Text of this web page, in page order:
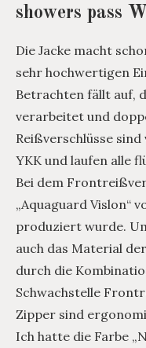
showers pass
Die Jacke macht
sehr hochwertigen
Betrachten fällt auf,
verarbeitet und
Reißverschlüsse
YKK und laufen alle
Bei dem
„Aquaguard Vislon“
produziert wurde.
auch das Material
durch die
Schwachstelle
Zipper sind
Ich hatte die Farbe